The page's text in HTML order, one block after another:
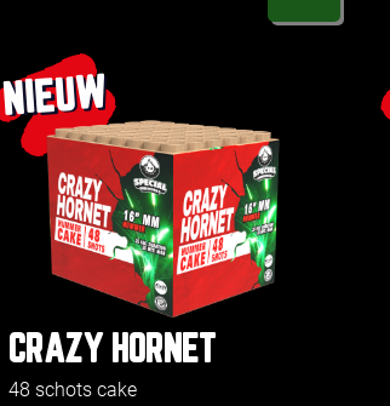
NIEUW
CRAZY HORNET
48 schots cake